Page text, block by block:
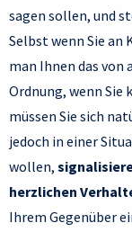
sagen sollen, und
Selbst wenn Sie
man Ihnen das von
Ordnung, wenn Sie
müssen Sie sich
jedoch in einer
wollen,
herzlichen
Ihrem Gegenüber